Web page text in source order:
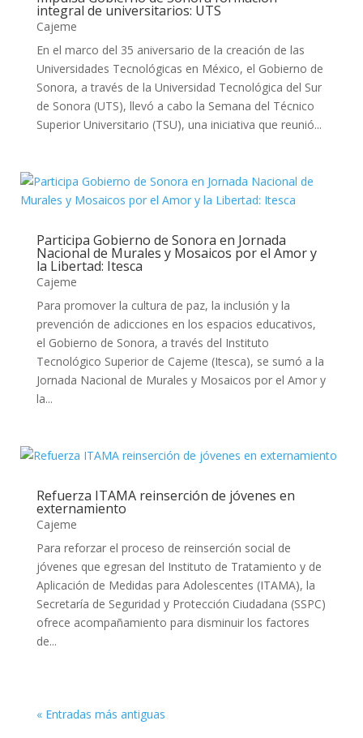
integral de universitarios: UTS
Cajeme
En el marco del 35 aniversario de la creación de las
Universidades Tecnológicas en México, el Gobierno de
Sonora, a través de la Universidad Tecnológica del Sur
de Sonora (UTS), llevó a cabo la Semana del Técnico
Superior Universitario (TSU), una iniciativa que reunió...
Participa Gobierno de Sonora en Jornada
Nacional de Murales y Mosaicos por el Amor y
la Libertad: Itesca
Cajeme
Para promover la cultura de paz, la inclusión y la
prevención de adicciones en los espacios educativos,
el Gobierno de Sonora, a través del Instituto
Tecnológico Superior de Cajeme (Itesca), se sumó a la
Jornada Nacional de Murales y Mosaicos por el Amor y
la...
Refuerza ITAMA reinserción de jóvenes en
externamiento
Cajeme
Para reforzar el proceso de reinserción social de
jóvenes que egresan del Instituto de Tratamiento y de
Aplicación de Medidas para Adolescentes (ITAMA), la
Secretaría de Seguridad y Protección Ciudadana (SSPC)
ofrece acompañamiento para disminuir los factores
de...
« Entradas más antiguas